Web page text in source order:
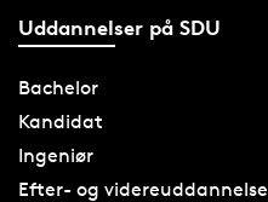
Uddannelser på SDU
Bachelor
Kandidat
Ingeniør
Efter- og videreuddannelse